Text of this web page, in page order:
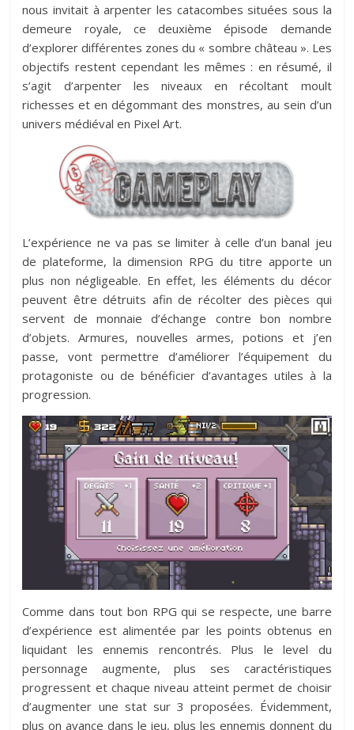
nous invitait à arpenter les catacombes situées sous la
demeure royale, ce deuxième épisode demande
d’explorer différentes zones du « sombre château ». Les
objectifs restent cependant les mêmes : en résumé, il
s’agit d’arpenter les niveaux en récoltant moult
richesses et en dégommant des monstres, au sein d’un
univers médiéval en Pixel Art.
L’expérience ne va pas se limiter à celle d’un banal jeu
de plateforme, la dimension RPG du titre apporte un
plus non négligeable. En effet, les éléments du décor
peuvent être détruits afin de récolter des pièces qui
servent de monnaie d’échange contre bon nombre
d’objets. Armures, nouvelles armes, potions et j’en
passe, vont permettre d’améliorer l’équipement du
protagoniste ou de bénéficier d’avantages utiles à la
progression.
Comme dans tout bon RPG qui se respecte, une barre
d’expérience est alimentée par les points obtenus en
liquidant les ennemis rencontrés. Plus le level du
personnage augmente, plus ses caractéristiques
progressent et chaque niveau atteint permet de choisir
d’augmenter une stat sur 3 proposées. Évidemment,
plus on avance dans le jeu, plus les ennemis donnent du